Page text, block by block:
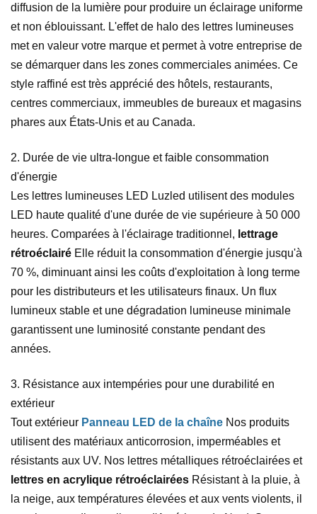
diffusion de la lumière pour produire un éclairage uniforme
et non éblouissant. L'effet de halo des lettres lumineuses
met en valeur votre marque et permet à votre entreprise de
se démarquer dans les zones commerciales animées. Ce
style raffiné est très apprécié des hôtels, restaurants,
centres commerciaux, immeubles de bureaux et magasins
phares aux États-Unis et au Canada.
2. Durée de vie ultra-longue et faible consommation
d'énergie
Les lettres lumineuses LED Luzled utilisent des modules
LED haute qualité d'une durée de vie supérieure à 50 000
heures. Comparées à l'éclairage traditionnel, lettrage
rétroéclairé Elle réduit la consommation d'énergie jusqu'à
70 %, diminuant ainsi les coûts d'exploitation à long terme
pour les distributeurs et les utilisateurs finaux. Un flux
lumineux stable et une dégradation lumineuse minimale
garantissent une luminosité constante pendant des
années.
3. Résistance aux intempéries pour une durabilité en
extérieur
Tout extérieur Panneau LED de la chaîne Nos produits
utilisent des matériaux anticorrosion, imperméables et
résistants aux UV. Nos lettres métalliques rétroéclairées et
lettres en acrylique rétroéclairées Résistant à la pluie, à
la neige, aux températures élevées et aux vents violents, il